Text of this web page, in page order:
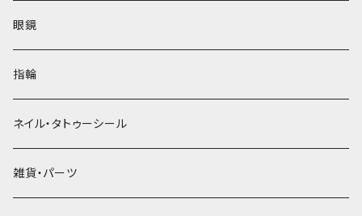
眼鏡
指輪
ネイル・タトゥーシール
雑貨・パーツ